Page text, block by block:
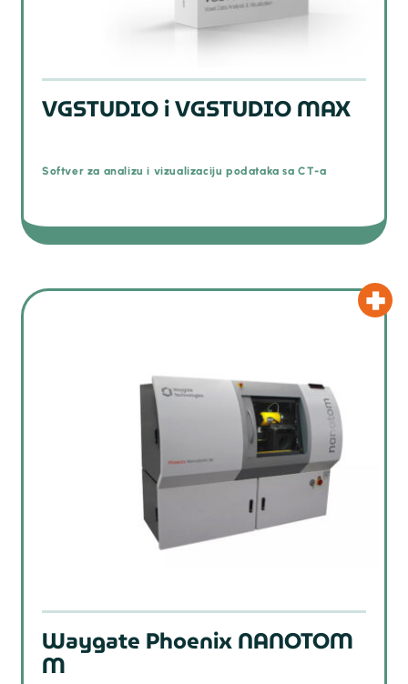
VGSTUDIO i VGSTUDIO MAX
Softver za analizu i vizualizaciju podataka sa CT-a
Waygate Phoenix NANOTOM
M